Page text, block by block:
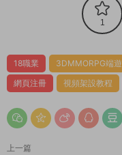
1
18職業 3DMMORPG端遊
網頁注冊
視頻架設教程
上一篇